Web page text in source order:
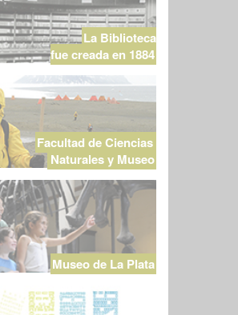
La Biblioteca
fue creada en 1884
Facultad de Ciencias
Naturales y Museo
Museo de La Plata